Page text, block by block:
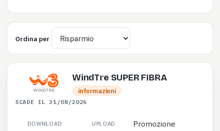
Ordina per
WindTre SUPER FIBRA
informazioni
SCADE IL 31/08/2026
DOWNLOAD UPLOAD Promozione